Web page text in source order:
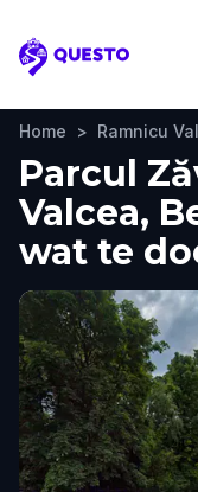
Questo
Home > Ramnicu
Parcul
Valcea,
wat te